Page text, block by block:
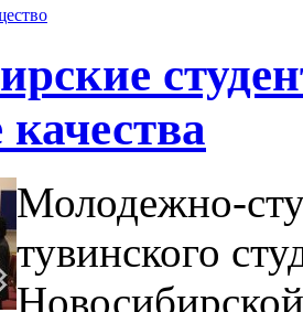
Молодежно-
тувинского